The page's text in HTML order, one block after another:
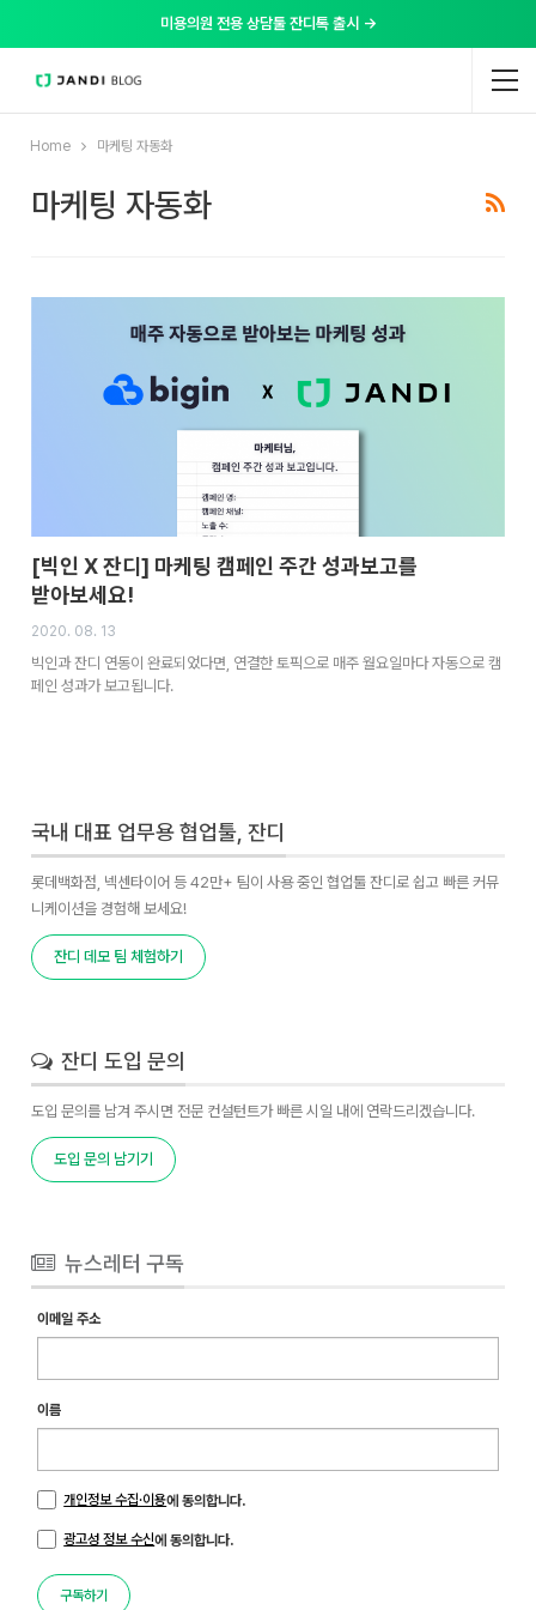
미용의원 전용 상담툴 잔디톡 출시 →
Home 마케팅 자동화
마케팅 자동화
[빅인 X 잔디] 마케팅 캠페인 주간 성과보고를
받아보세요!
2020. 08. 13
빅인과 잔디 연동이 완료되었다면, 연결한 토픽으로 매주 월요일마다 자동으로 캠
페인 성과가 보고됩니다.
국내 대표 업무용 협업툴, 잔디
롯데백화점, 넥센타이어 등 42만+ 팀이 사용 중인 협업툴 잔디로 쉽고 빠른 커뮤
니케이션을 경험해 보세요!
잔디 데모 팀 체험하기
잔디 도입 문의
도입 문의를 남겨 주시면 전문 컨설턴트가 빠른 시일 내에 연락드리겠습니다.
도입 문의 남기기
뉴스레터 구독
이메일 주소
이름
개인정보 수집·이용에 동의합니다.
광고성 정보 수신에 동의합니다.
구독하기